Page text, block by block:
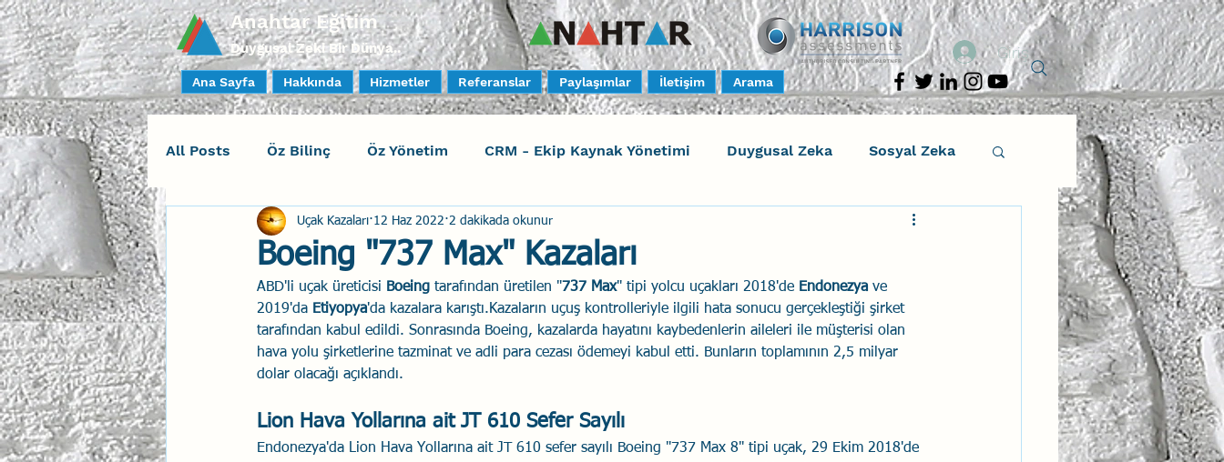
Anahtar Eğitim
Duygusal Zeki Bir Dünya..
Ana Sayfa Hakkında Hizmetler Referanslar Paylaşımlar İletişim Arama
Giriş
All Posts Öz Bilinç Öz Yönetim CRM - Ekip Kaynak Yönetimi Duygusal Zeka Sosyal Zeka
Sosyal Bilinç İlişki Yönetimi Harrison Assessments
Yaratıcı Drama İnsan Faktörleri - Human Factors Güvenli Davranış Yaratıcı Drama
Duygusal Zeka Koçluğu
İlişki Yönetimi Sun Tzu Savaş Sanatı Wellbeing İlişki Yönetimi Bağlantısal Bütünsellik
Boeing "737 Max" Kazaları
Uçak Kazaları 12 Haz 2022 2 dakikada okunur
ABD'li uçak üreticisi Boeing tarafından üretilen "737 Max" tipi yolcu uçakları 2018'de Endonezya ve
2019'da Etiyopya'da kazalara karıştı.Kazaların uçuş kontrolleriyle ilgili hata sonucu gerçekleştiği şirket
tarafından kabul edildi. Sonrasında Boeing, kazalarda hayatını kaybedenlerin aileleri ile müşterisi olan
hava yolu şirketlerine tazminat ve adli para cezası ödemeyi kabul etti. Bunların toplamının 2,5 milyar
dolar olacağı açıklandı.
Lion Hava Yollarına ait JT 610 Sefer Sayılı
Endonezya'da Lion Hava Yollarına ait JT 610 sefer sayılı Boeing "737 Max 8" tipi uçak, 29 Ekim 2018'de